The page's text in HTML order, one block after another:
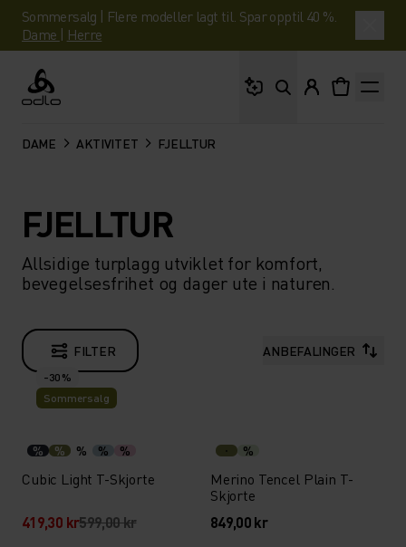
Sommersalg | Flere modeller lagt til. Spar opptil 40 %.
Dame | Herre
Odlo
DAME AKTIVITET FJELLTUR
FJELLTUR
Allsidige turplagg utviklet for komfort,
bevegelsesfrihet og dager ute i naturen.
FILTER ANBEFALINGER
-30 %
Sommersalg
% % % % %
Cubic Light T-Skjorte
419,30 kr599,00 kr
%
Merino Tencel Plain T-
Skjorte
849,00 kr